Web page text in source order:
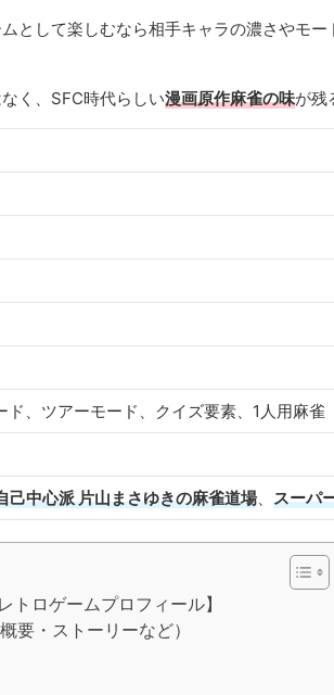
として楽しむなら相手キャラの濃さやモー
く、SFC時代らしい漫画原作麻雀の味が残
、ツアーモード、クイズ要素、1人用麻雀
己中心派 片山まさゆきの麻雀道場、 スーパ
ロゲームプロフィール】
要・ストーリーなど）